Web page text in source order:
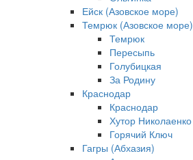
Ейск (Азовское море)
Темрюк (Азовское море)
Темрюк
Пересыпь
Голубицкая
За Родину
Краснодар
Краснодар
Хутор Николаенко
Горячий Ключ
Гагры (Абхазия)